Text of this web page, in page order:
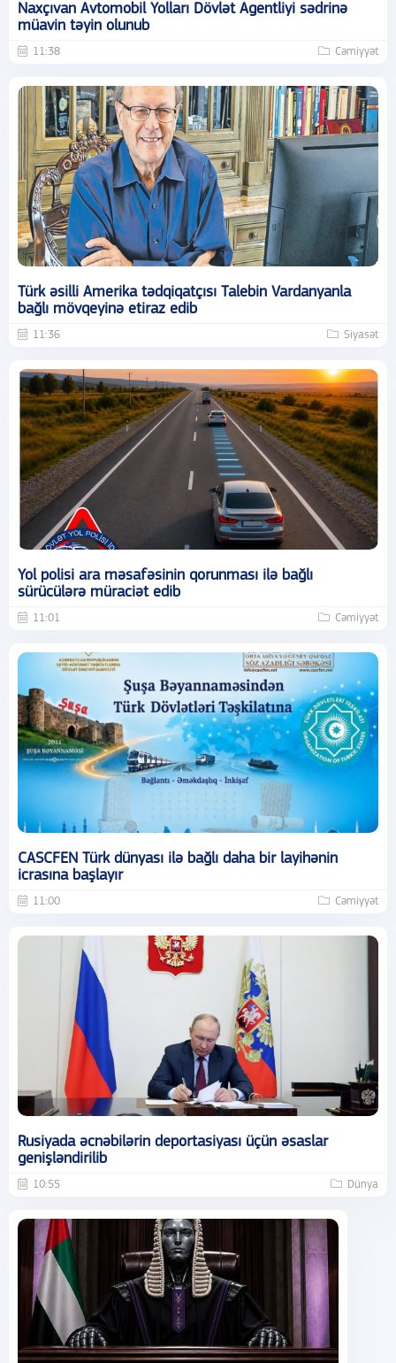
Naxçıvan Avtomobil Yolları Dövlət Agentliyi sədrinə
müavin təyin olunub
11:38 Cəmiyyət
Türk əsilli Amerika tədqiqatçısı Talebin Vardanyanla
bağlı mövqeyinə etiraz edib
11:36 Siyasət
Yol polisi ara məsafəsinin qorunması ilə bağlı
sürücülərə müraciət edib
11:01 Cəmiyyət
CASCFEN Türk dünyası ilə bağlı daha bir layihənin
icrasına başlayır
11:00 Cəmiyyət
Rusiyada əcnəbilərin deportasiyası üçün əsaslar
genişləndirilib
10:55 Dünya